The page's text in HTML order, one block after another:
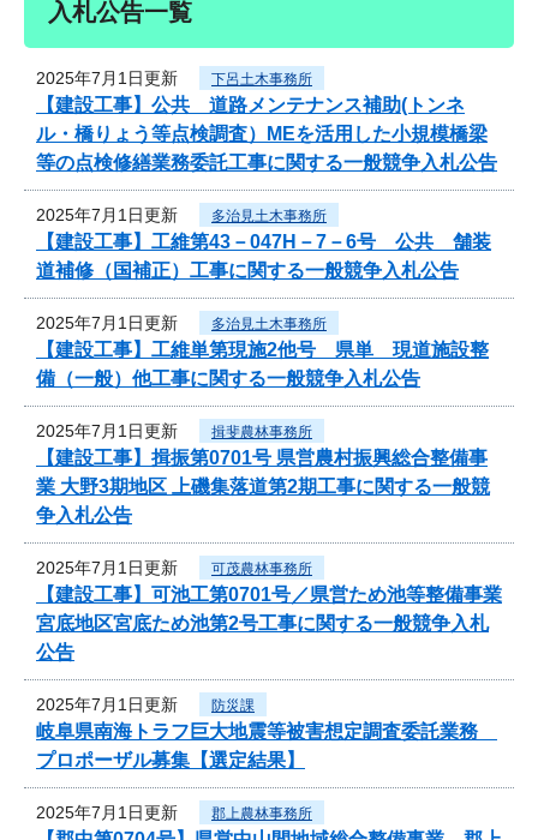
入札公告一覧
2025年7月1日更新 下呂土木事務所
【建設工事】公共 道路メンテナンス補助(トンネ
ル・橋りょう等点検調査）MEを活用した小規模橋梁
等の点検修繕業務委託工事に関する一般競争入札公告
2025年7月1日更新 多治見土木事務所
【建設工事】工維第43－047H－7－6号 公共 舗装
道補修（国補正）工事に関する一般競争入札公告
2025年7月1日更新 多治見土木事務所
【建設工事】工維単第現施2他号 県単 現道施設整
備（一般）他工事に関する一般競争入札公告
2025年7月1日更新 揖斐農林事務所
【建設工事】揖振第0701号 県営農村振興総合整備事
業 大野3期地区 上磯集落道第2期工事に関する一般競
争入札公告
2025年7月1日更新 可茂農林事務所
【建設工事】可池工第0701号／県営ため池等整備事業
宮底地区宮底ため池第2号工事に関する一般競争入札
公告
2025年7月1日更新 防災課
岐阜県南海トラフ巨大地震等被害想定調査委託業務
プロポーザル募集【選定結果】
2025年7月1日更新 郡上農林事務所